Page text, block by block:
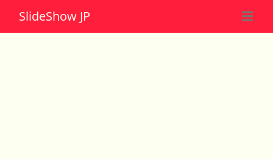
SlideShow JP ☰